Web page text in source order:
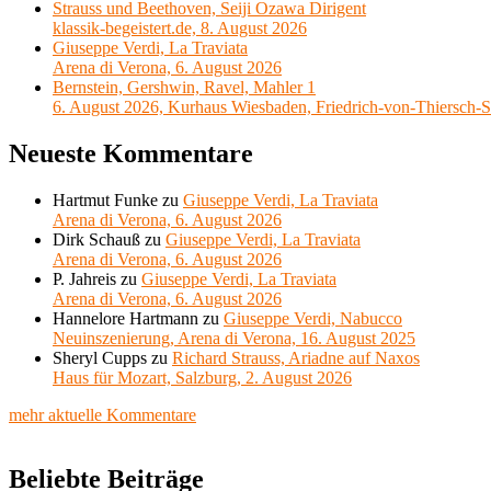
Strauss und Beethoven, Seiji Ozawa Dirigent
klassik-begeistert.de, 8. August 2026
Giuseppe Verdi, La Traviata
Arena di Verona, 6. August 2026
Bernstein, Gershwin, Ravel, Mahler 1
6. August 2026, Kurhaus Wiesbaden, Friedrich-von-Thiersch-
Neueste Kommentare
Hartmut Funke zu Giuseppe Verdi, La Traviata
Arena di Verona, 6. August 2026
Dirk Schauß zu Giuseppe Verdi, La Traviata
Arena di Verona, 6. August 2026
P. Jahreis zu Giuseppe Verdi, La Traviata
Arena di Verona, 6. August 2026
Hannelore Hartmann zu Giuseppe Verdi, Nabucco
Neuinszenierung, Arena di Verona, 16. August 2025
Sheryl Cupps zu Richard Strauss, Ariadne auf Naxos
Haus für Mozart, Salzburg, 2. August 2026
mehr aktuelle Kommentare
Beliebte Beiträge